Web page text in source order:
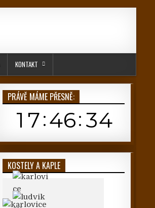
KONTAKT
PRÁVĚ MÁME PŘESNĚ:
KOSTELY A KAPLE